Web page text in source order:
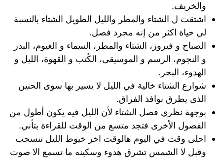
والخريف.
اشتقت ل الشتاء والمطر والليل الطويل الشتاء بالنسبة
لي حياة اكثر من إنه مجرد فصل.
الصباح و فيروز، الشتاء والمطر، السماء و الغيوم، البدر
و النجوم، الرسم و الموسيقى، الكُتب و القهوة، الليل و
الهدوء، البحر.
شوارع الشتاء خالية في الليل لا يسير بها سوى الحنين
الذى يطرق نوافذ الفراق.
بوجهة نظري فصل الشتاء لأن الليل فيه يكون أطول من
الفصول الأخرى فتجد متسع من الوقت للقراءة بتأني.
احلى وقت في اليوم هالوقت اخر خيوط الليل تنسحب
وقبل لا الشمس تشرق هدوء وسكينه ما تسمع الا صوت